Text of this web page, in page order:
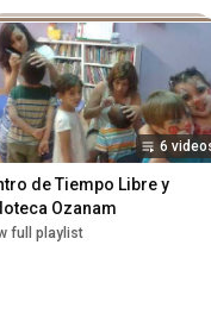
6
de Tiempo Libre y
Ozanam
full playlist